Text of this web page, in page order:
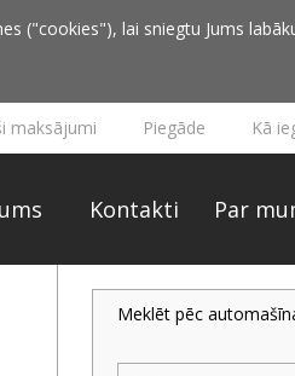
("cookies"), lai sniegtu Jums
maksājumi Piegāde Kā
Kontakti Par
Meklēt pēc